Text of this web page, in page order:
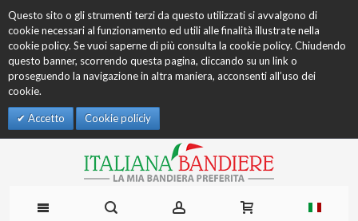
Questo sito o gli strumenti terzi da questo utilizzati si avvalgono di
cookie necessari al funzionamento ed utili alle finalità illustrate nella
cookie policy. Se vuoi saperne di più consulta la cookie policy. Chiudendo
questo banner, scorrendo questa pagina, cliccando su un link o
proseguendo la navigazione in altra maniera, acconsenti all’uso dei
cookie.
Accetto Cookie policiy